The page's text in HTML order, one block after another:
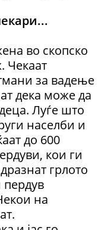
во скопско
Чекаат
за вадење
дека може да
Луѓе што
населби и
до 600
кои ги
грлото
пердув
на